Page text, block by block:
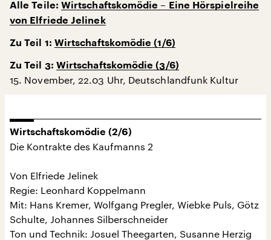
Alle Teile: Wirtschaftskomödie – Eine Hörspielreihe
von Elfriede Jelinek
Zu Teil 1: Wirtschaftskomödie (1/6)
Zu Teil 3: Wirtschaftskomödie (3/6)
15. November, 22.03 Uhr, Deutschlandfunk Kultur
Wirtschaftskomödie (2/6)
Die Kontrakte des Kaufmanns 2
Von Elfriede Jelinek
Regie: Leonhard Koppelmann
Mit: Hans Kremer, Wolfgang Pregler, Wiebke Puls, Götz
Schulte, Johannes Silberschneider
Ton und Technik: Josuel Theegarten, Susanne Herzig